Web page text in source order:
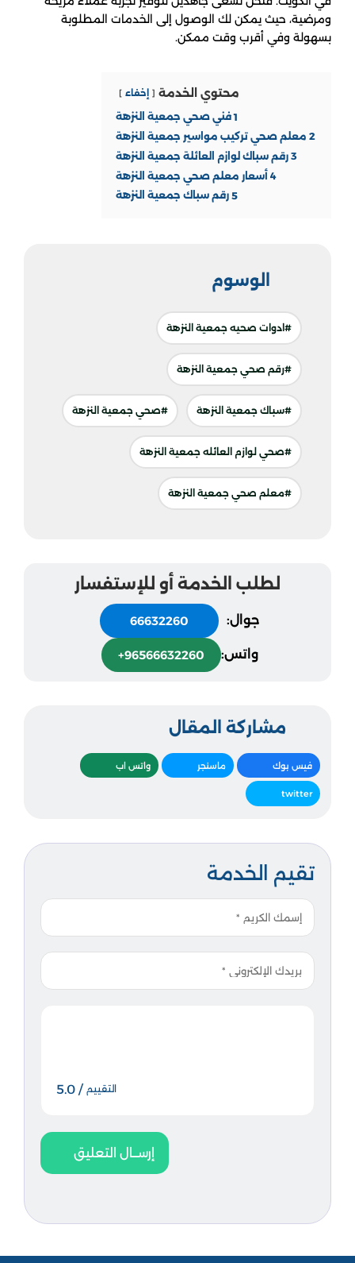
ومرضية، حيث يمكن لك الوصول إلى الخدمات المطلوبة
بسهولة وفي أقرب وقت ممكن.
محتوي الخدمة إخفاء
1 فني صحي جمعية النزهة
2 معلم صحي تركيب مواسير جمعية النزهة
3 رقم سباك لوازم العائلة جمعية النزهة
4 أسعار معلم صحي جمعية النزهة
5 رقم سباك جمعية النزهة
الوسوم
#ادوات صحيه جمعية النزهة
#رقم صحي جمعية النزهة
#سباك جمعية النزهة #صحي جمعية النزهة
#صحي لوازم العائله جمعية النزهة
#معلم صحي جمعية النزهة
لطلب الخدمة أو للإستفسار
جوال: 66632260
واتس: +96566632260
مشاركة المقال
فيس بوك ماسنجر واتس اب
twitter
تقيم الخدمة
التقييم / 5.0
إرســال التعليق